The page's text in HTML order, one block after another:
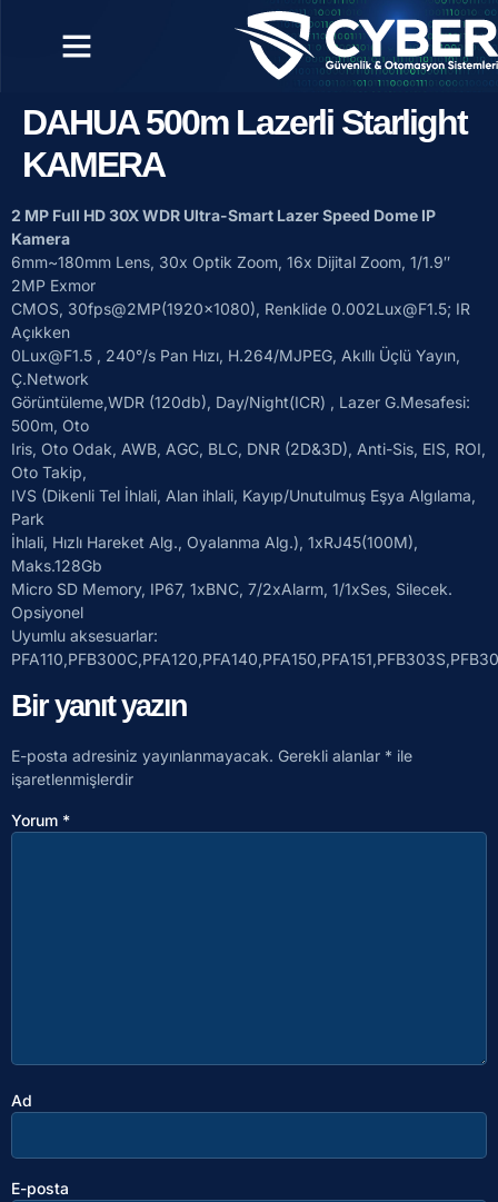
DAHUA 500m Lazerli Starlight
KAMERA
2 MP Full HD 30X WDR Ultra-Smart Lazer Speed Dome IP
Kamera
6mm~180mm Lens, 30x Optik Zoom, 16x Dijital Zoom, 1/1.9″
2MP Exmor
CMOS, 30fps@2MP(1920×1080), Renklide 0.002Lux@F1.5; IR
Açıkken
0Lux@F1.5 , 240°/s Pan Hızı, H.264/MJPEG, Akıllı Üçlü Yayın,
Ç.Network
Görüntüleme,WDR (120db), Day/Night(ICR) , Lazer G.Mesafesi:
500m, Oto
Iris, Oto Odak, AWB, AGC, BLC, DNR (2D&3D), Anti-Sis, EIS, ROI,
Oto Takip,
IVS (Dikenli Tel İhlali, Alan ihlali, Kayıp/Unutulmuş Eşya Algılama,
Park
İhlali, Hızlı Hareket Alg., Oyalanma Alg.), 1xRJ45(100M),
Maks.128Gb
Micro SD Memory, IP67, 1xBNC, 7/2xAlarm, 1/1xSes, Silecek.
Opsiyonel
Uyumlu aksesuarlar:
Bir yanıt yazın
E-posta adresiniz yayınlanmayacak. Gerekli alanlar * ile
işaretlenmişlerdir
Yorum *
Ad
E-posta